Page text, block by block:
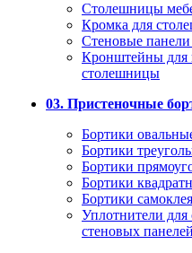
Столешницы
Кромка для
Стеновые
Кронштейны для
столешницы
03. Пристеночные
Бортики
Бортики
Бортики
Бортики
Бортики
Уплотнители
стеновых панелей